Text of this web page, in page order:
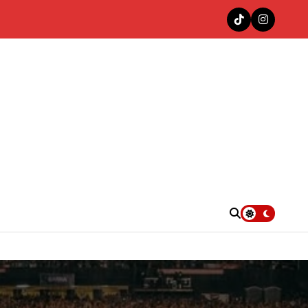
en la cima del Top 100 Colombia Hits de Decibeles
con «Las Muñequitas Remix»